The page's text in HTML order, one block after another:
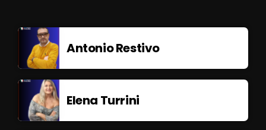
Antonio Restivo
Elena Turrini